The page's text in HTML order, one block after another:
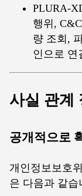
PLURA-
행위,
량 조회,
인으로 연
사실 관계
공개적으로
개인정보보호
은 다음과 같습